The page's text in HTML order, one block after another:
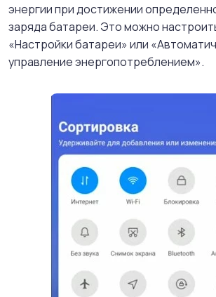
энергии при достижении
заряда батареи. Это можно
«Настройки батареи» или
управление энергопотреблением».